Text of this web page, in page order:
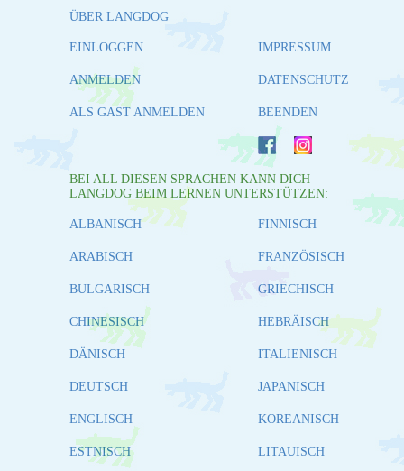
ÜBER LANGDOG
EINLOGGEN
ANMELDEN
ALS GAST ANMELDEN
IMPRESSUM
DATENSCHUTZ
BEENDEN
BEI ALL DIESEN SPRACHEN KANN DICH
LANGDOG BEIM LERNEN UNTERSTÜTZEN:
ALBANISCH
ARABISCH
BULGARISCH
CHINESISCH
DÄNISCH
DEUTSCH
ENGLISCH
ESTNISCH
FINNISCH
FRANZÖSISCH
GRIECHISCH
HEBRÄISCH
ITALIENISCH
JAPANISCH
KOREANISCH
LITAUISCH